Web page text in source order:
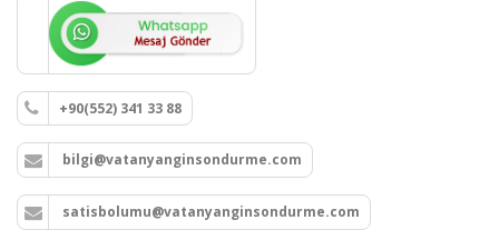
Bursa Yangın Alarm ve Algılama
Paneli Çeşitleri
satışı, yangın algılama panelleri
projelendirme, montaj ve
periyodik teknik servis
hizmetleri.
+90(552) 341 33 88
bilgi@vatanyanginsondurme.com
satisbolumu@vatanyanginsondurme.com